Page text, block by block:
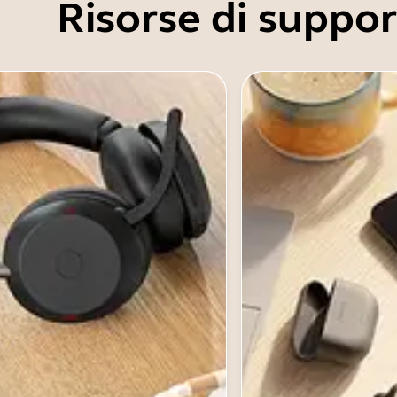
Risorse di